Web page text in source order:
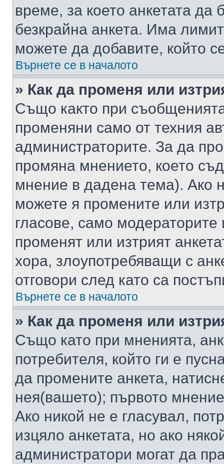
време, за което анкетата да
безкрайна анкета. Има
можете да добавите, който
Върнете се в началото
» Как да променя или
Също както при
променяни само от техния
администраторите. За да
промяна мнението, което
мнение в дадена тема). Ако
можете я промените или
гласове, само
променят или изтрият
хора, злоупотребяващи с
отговори след като са
Върнете се в началото
» Как да променя или
Също като при мненията,
потребителя, който ги е
да промените анкета,
нея(вашето); първото
Ако никой не е гласувал,
изцяло анкетата, но ако
администратори могат да